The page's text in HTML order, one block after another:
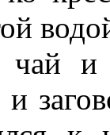
чай и
и